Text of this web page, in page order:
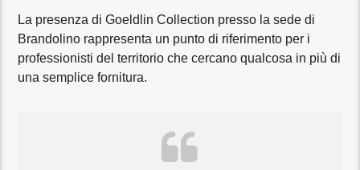
La presenza di Goeldlin Collection presso la sede di
Brandolino rappresenta un punto di riferimento per i
professionisti del territorio che cercano qualcosa in più di
una semplice fornitura.